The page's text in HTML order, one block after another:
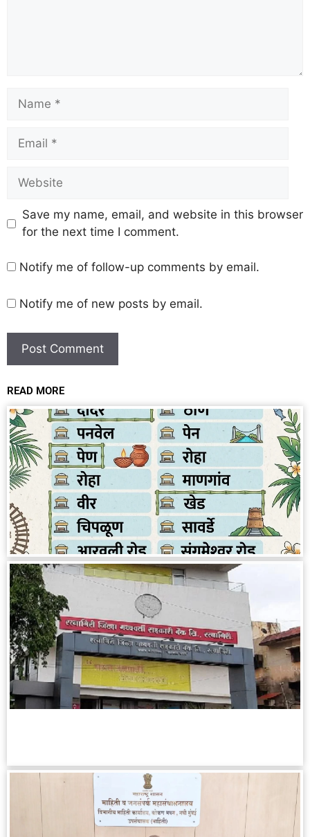
Save my name, email, and website in this browser
for the next time I comment.
Notify me of follow-up comments by email.
Notify me of new posts by email.
READ MORE